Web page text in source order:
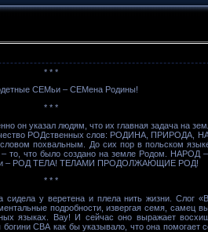
* * *
СЕМьи – СЕМена Родины!
* * *
он указал людям, что их главная задача на
РОДственных слов: РОДИНА,
похвальным. До сих пор в польском
то, что было создано на земле Родом. НАРОД
– РОД ТЕЛА! ТЕЛАМИ ПРОДОЛЖАЮЩИЕ РОД!
* * *
у веретена и плела нить жизни. Слог
подробности, извергая семя, самец
языках. Вау! И сейчас оно выражает
СВА как бы указывало, что она помогает